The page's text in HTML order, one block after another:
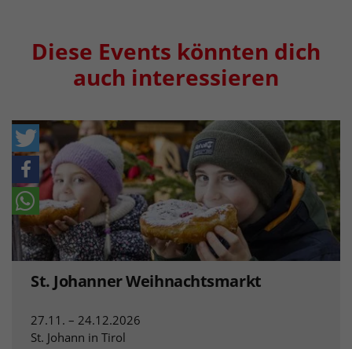
Diese Events könnten dich
auch interessieren
St. Johanner Weihnachtsmarkt
27.11. – 24.12.2026
St. Johann in Tirol